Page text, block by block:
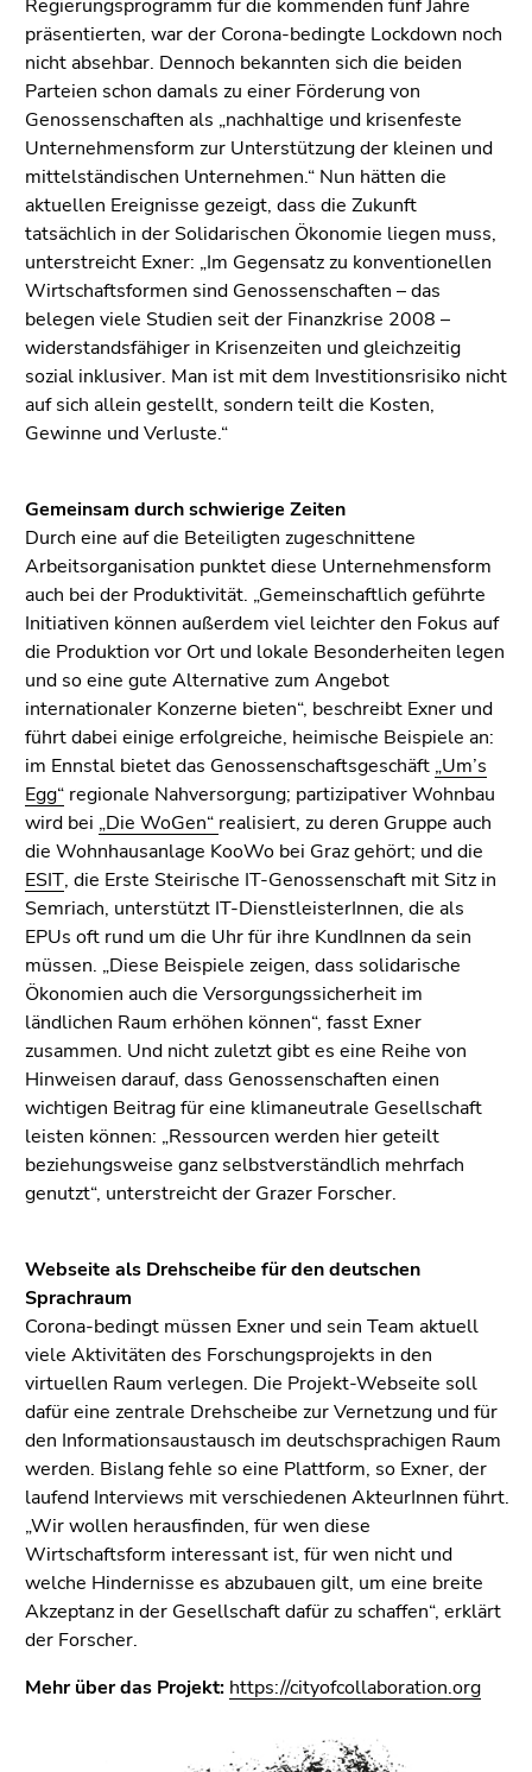
Go
to
search
(Accesskey
9)
Regierungsprogramm für die kommenden fünf Jahre
präsentierten, war der Corona-bedingte Lockdown noch
nicht absehbar. Dennoch bekannten sich die beiden
Parteien schon damals zu einer Förderung von
Genossenschaften als „nachhaltige und krisenfeste
Unternehmensform zur Unterstützung der kleinen und
mittelständischen Unternehmen.“ Nun hätten die
aktuellen Ereignisse gezeigt, dass die Zukunft
tatsächlich in der Solidarischen Ökonomie liegen muss,
unterstreicht Exner: „Im Gegensatz zu konventionellen
Wirtschaftsformen sind Genossenschaften – das
belegen viele Studien seit der Finanzkrise 2008 –
widerstandsfähiger in Krisenzeiten und gleichzeitig
sozial inklusiver. Man ist mit dem Investitionsrisiko nicht
auf sich allein gestellt, sondern teilt die Kosten,
Gewinne und Verluste.“
Gemeinsam durch schwierige Zeiten
Durch eine auf die Beteiligten zugeschnittene
Arbeitsorganisation punktet diese Unternehmensform
auch bei der Produktivität. „Gemeinschaftlich geführte
Initiativen können außerdem viel leichter den Fokus auf
die Produktion vor Ort und lokale Besonderheiten legen
und so eine gute Alternative zum Angebot
internationaler Konzerne bieten“, beschreibt Exner und
führt dabei einige erfolgreiche, heimische Beispiele an:
im Ennstal bietet das Genossenschaftsgeschäft „Um’s
Egg“ regionale Nahversorgung; partizipativer Wohnbau
wird bei „Die WoGen“ realisiert, zu deren Gruppe auch
die Wohnhausanlage KooWo bei Graz gehört; und die
ESIT, die Erste Steirische IT-Genossenschaft mit Sitz in
Semriach, unterstützt IT-DienstleisterInnen, die als
EPUs oft rund um die Uhr für ihre KundInnen da sein
müssen. „Diese Beispiele zeigen, dass solidarische
Ökonomien auch die Versorgungssicherheit im
ländlichen Raum erhöhen können“, fasst Exner
zusammen. Und nicht zuletzt gibt es eine Reihe von
Hinweisen darauf, dass Genossenschaften einen
wichtigen Beitrag für eine klimaneutrale Gesellschaft
leisten können: „Ressourcen werden hier geteilt
beziehungsweise ganz selbstverständlich mehrfach
genutzt“, unterstreicht der Grazer Forscher.
Webseite als Drehscheibe für den deutschen
Sprachraum
Corona-bedingt müssen Exner und sein Team aktuell
viele Aktivitäten des Forschungsprojekts in den
virtuellen Raum verlegen. Die Projekt-Webseite soll
dafür eine zentrale Drehscheibe zur Vernetzung und für
den Informationsaustausch im deutschsprachigen Raum
werden. Bislang fehle so eine Plattform, so Exner, der
laufend Interviews mit verschiedenen AkteurInnen führt.
„Wir wollen herausfinden, für wen diese
Wirtschaftsform interessant ist, für wen nicht und
welche Hindernisse es abzubauen gilt, um eine breite
Akzeptanz in der Gesellschaft dafür zu schaffen“, erklärt
der Forscher.
Mehr über das Projekt: https://cityofcollaboration.org